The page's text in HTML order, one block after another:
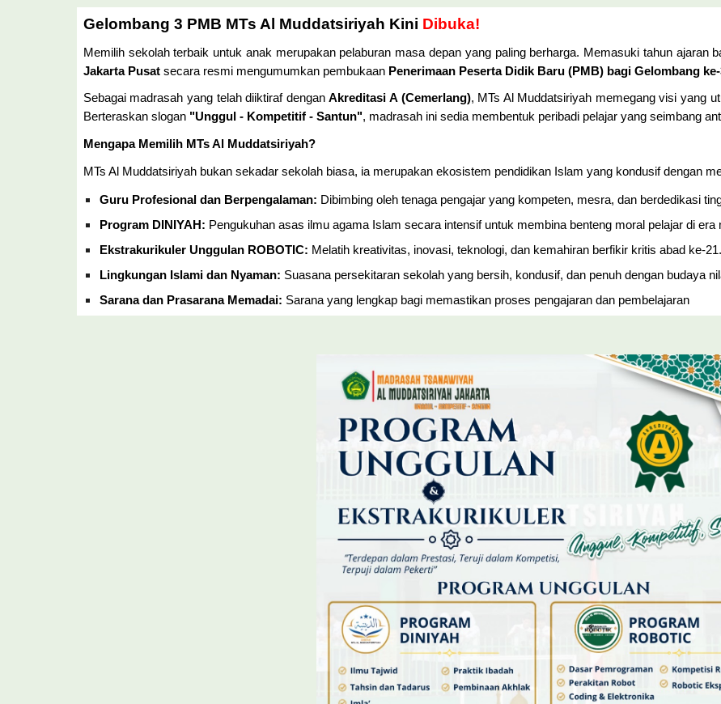
Gelombang 3 PMB MTs Al Muddatsiriyah Kini Dibuka!
Memilih sekolah terbaik untuk anak merupakan pelaburan masa depan yang paling berharga. Memasuki tahun ajaran
Jakarta Pusatsecara resmi mengumumkan pembukaan Penerimaan Peserta Didik Baru (PMB) bagi Gelombang
Sebagai madrasah yang telah diiktiraf denganAkreditasi A (Cemerlang), MTs Al Muddatsiriyah memegang visi yang
Berteraskan slogan "Unggul - Kompetitif - Santun", madrasah ini sedia membentuk peribadi pelajar yang seimbang
Mengapa Memilih MTs Al Muddatsiriyah?
MTs Al Muddatsiriyah bukan sekadar sekolah biasa, ia merupakan ekosistem pendidikan Islam yang kondusif dengan
Guru Profesional dan Berpengalaman: Dibimbing oleh tenaga pengajar yang kompeten, mesra, dan berdedikasi
Program DINIYAH: Pengukuhan asas ilmu agama Islam secara intensif untuk membina benteng moral pelajar di era
Ekstrakurikuler Unggulan ROBOTIC: Melatih kreativitas, inovasi, teknologi, dan kemahiran berfikir kritis abad ke-21.
Lingkungan Islami dan Nyaman: Suasana persekitaran sekolah yang bersih, kondusif, dan penuh dengan budaya
Sarana dan Prasarana Memadai: Sarana yang lengkap bagi memastikan proses pengajaran dan pembelajaran